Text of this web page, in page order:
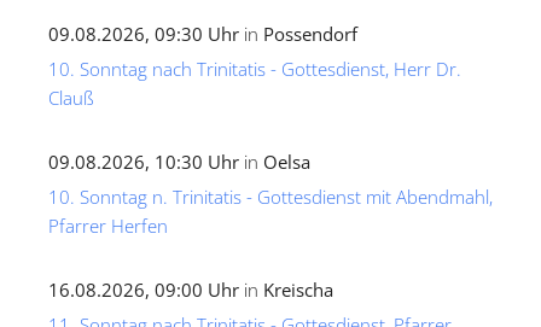
09.08.2026, 09:30 Uhr in Possendorf
10. Sonntag nach Trinitatis - Gottesdienst, Herr Dr.
Clauß
09.08.2026, 10:30 Uhr in Oelsa
10. Sonntag n. Trinitatis - Gottesdienst mit Abendmahl,
Pfarrer Herfen
16.08.2026, 09:00 Uhr in Kreischa